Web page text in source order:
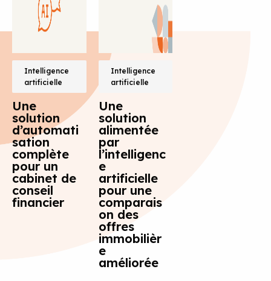
Intelligence
artificielle
Une
solution
d’automati
sation
complète
pour un
cabinet de
conseil
financier
Intelligence
artificielle
Une
solution
alimentée
par
l’intelligenc
e
artificielle
pour une
comparais
on des
offres
immobilièr
e
améliorée